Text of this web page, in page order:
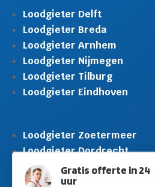
Gratis offerte in 24
uur
Loodgieter Delft
Loodgieter Breda
Loodgieter Arnhem
Loodgieter Nijmegen
Loodgieter Tilburg
Loodgieter Eindhoven
Loodgieter Zoetermeer
Loodgieter Dordrecht
Loodgieter Rijswijk
Loodgieter Schiedam